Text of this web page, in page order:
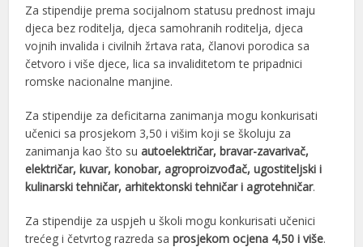
Za stipendije prema socijalnom statusu prednost imaju
djeca bez roditelja, djeca samohranih roditelja, djeca
vojnih invalida i civilnih žrtava rata, članovi porodica sa
četvoro i više djece, lica sa invaliditetom te pripadnici
romske nacionalne manjine.
Za stipendije za deficitarna zanimanja mogu konkurisati
učenici sa prosjekom 3,50 i višim koji se školuju za
zanimanja kao što suautoelektričar, bravar-zavarivač,
električar, kuvar, konobar, agroproizvođač, ugostiteljski i
kulinarski tehničar, arhitektonski tehničar i agrotehničar.
Za stipendije za uspjeh u školi mogu konkurisati učenici
trećeg i četvrtog razreda saprosjekom ocjena 4,50 i više.